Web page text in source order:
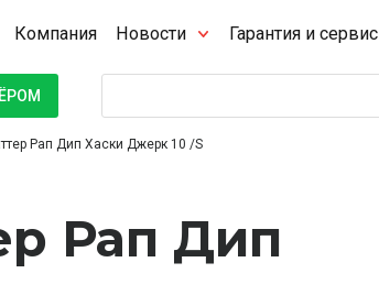
Компания Новости Гарантия и сервис
Рап Дип Хаски Джерк 10 /S
Рап Дип